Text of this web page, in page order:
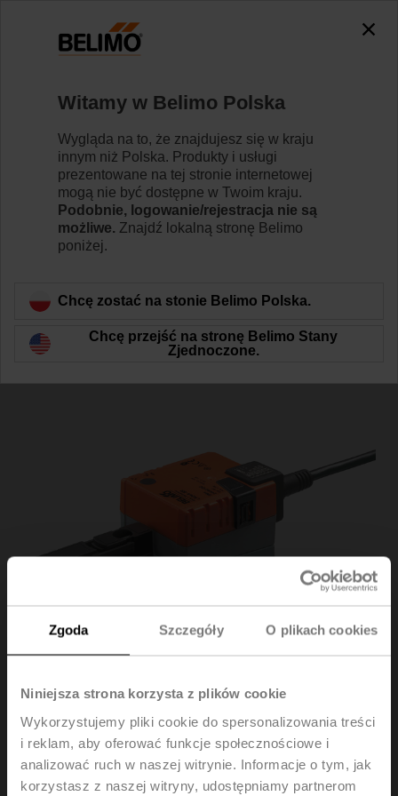
Zgoda Szczegóły O plikach cookies
Niniejsza strona korzysta z plików cookie
Wykorzystujemy pliki cookie do spersonalizowania treści
i reklam, aby oferować funkcje społecznościowe i
analizować ruch w naszej witrynie. Informacje o tym, jak
korzystasz z naszej witryny, udostępniamy partnerom
accessing the absolute URL
"https://www.belimo.com/pl/pl_PL/~mgnlArea=outdated~".
https://www.belimo.com/pl/pl_PL/~mgnlArea=outdated~
Strona główna Siłowniki do przepustnic Siłowniki do
TRC24A-SR
Wstecz do kategorii produktów
TRC24A-SR
Witamy w Belimo Polska
Wygląda na to, że znajdujesz się w kraju
innym niż Polska. Produkty i usługi
prezentowane na tej stronie internetowej
mogą nie być dostępne w Twoim kraju.
Podobnie, logowanie/rejestracja nie są
możliwe. Znajdź lokalną stronę Belimo
poniżej.
Chcę zostać na stonie Belimo Polska.
Chcę przejść na stronę Belimo Stany
Zjednoczone.